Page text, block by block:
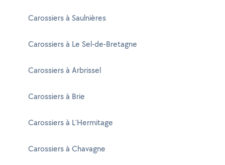
Carossiers à Saulnières
Carossiers à Le Sel-de-Bretagne
Carossiers à Arbrissel
Carossiers à Brie
Carossiers à L'Hermitage
Carossiers à Chavagne